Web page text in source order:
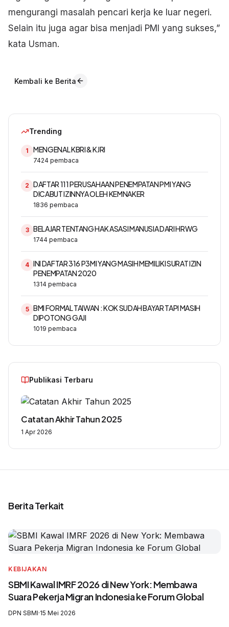
mengurangi masalah pencari kerja ke luar negeri.
Selain itu juga agar bisa menjadi PMI yang sukses,”
kata Usman.
Kembali ke Berita
Trending
1 MENGENAL KBRI & KJRI
7424 pembaca
2 DAFTAR 111 PERUSAHAAN PENEMPATAN PMI YANG
DICABUT IZINNYA OLEH KEMNAKER
1836 pembaca
3 BELAJAR TENTANG HAK ASASI MANUSIA DARI HRWG
1744 pembaca
4 INI DAFTAR 316 P3MI YANG MASIH MEMILIKI SURAT IZIN
PENEMPATAN 2020
1314 pembaca
5 BMI FORMAL TAIWAN : KOK SUDAH BAYAR TAPI MASIH
DIPOTONG GAJI
1019 pembaca
Publikasi Terbaru
Catatan Akhir Tahun 2025
1 Apr 2026
Berita Terkait
KEBIJAKAN
SBMI Kawal IMRF 2026 di New York: Membawa
Suara Pekerja Migran Indonesia ke Forum Global
DPN SBMI·15 Mei 2026